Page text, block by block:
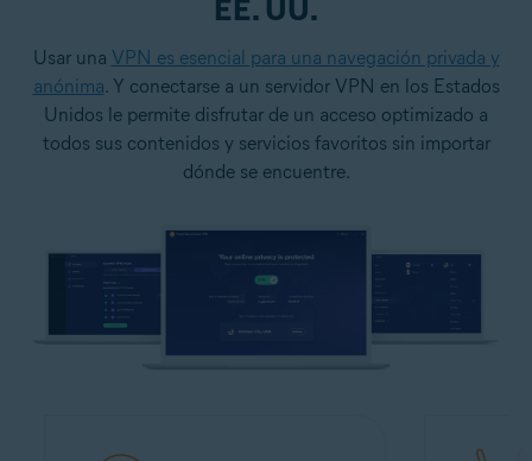
EE. UU.
Usar una VPN es esencial para una navegación privada y
anónima. Y conectarse a un servidor VPN en los Estados
Unidos le permite disfrutar de un acceso optimizado a
todos sus contenidos y servicios favoritos sin importar
dónde se encuentre.